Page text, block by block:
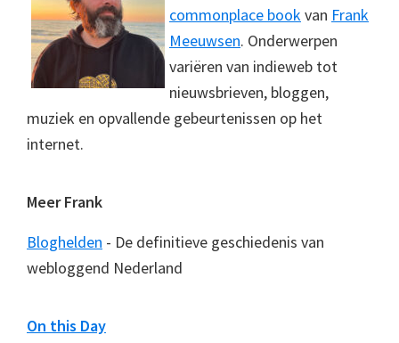
commonplace bookvan Frank
Meeuwsen. Onderwerpen
variëren van indieweb tot
nieuwsbrieven, bloggen,
muziek en opvallende gebeurtenissen op het
internet.
Meer Frank
Bloghelden - De definitieve geschiedenis van
webloggend Nederland
On this Day